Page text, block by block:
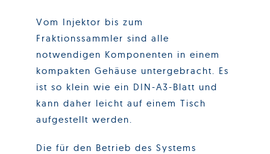
Vom Injektor bis zum
Fraktionssammler sind alle
notwendigen Komponenten in einem
kompakten Gehäuse untergebracht. Es
ist so klein wie ein DIN-A3-Blatt und
kann daher leicht auf einem Tisch
aufgestellt werden.
Die für den Betrieb des Systems